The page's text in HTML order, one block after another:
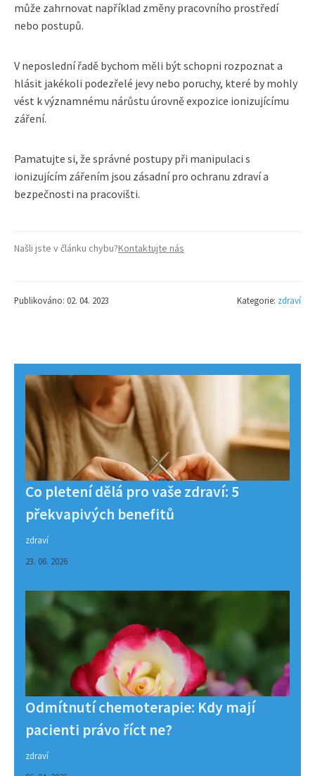
může zahrnovat například změny pracovního prostředí
nebo postupů.
V neposlední řadě bychom měli být schopni rozpoznat a
hlásit jakékoli podezřelé jevy nebo poruchy, které by mohly
vést k významnému nárůstu úrovně expozice ionizujícímu
záření.
Pamatujte si, že správné postupy při manipulaci s
ionizujícím zářením jsou zásadní pro ochranu zdraví a
bezpečnosti na pracovišti.
Našli jste v článku chybu?Kontaktujte nás
Publikováno: 02. 04. 2023 Kategorie: zdraví
Co pletení dělá pro vaše zdraví: 5
překvapivých benefitů
zdraví
23. 06. 2026
Odmítnutí chemoterapie: Kdy mají
pacienti právo říct ne?
zdraví